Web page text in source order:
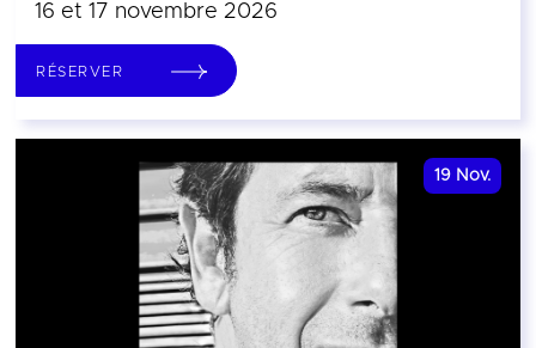
16 et 17 novembre 2026
RÉSERVER
19 Nov.